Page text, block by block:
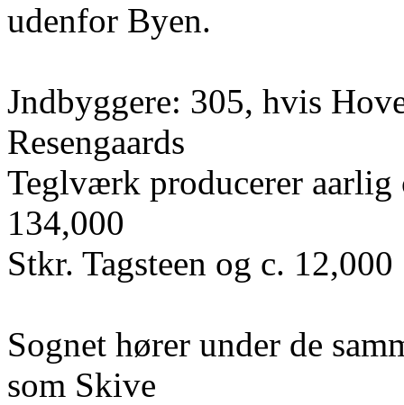
udenfor Byen.
Jndbyggere: 305, hvis
Resengaards
Teglværk producerer aarlig
134,000
Stkr. Tagsteen og c.
Sognet hører under de
som Skive